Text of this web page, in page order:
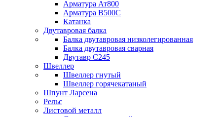
Арматура Ат800
Арматура В500С
Катанка
Двутавровая балка
Балка двутавровая низколегированная
Балка двутавровая сварная
Двутавр С245
Швеллер
Швеллер гнутый
Швеллер горячекатаный
Шпунт Ларсена
Рельс
Листовой металл